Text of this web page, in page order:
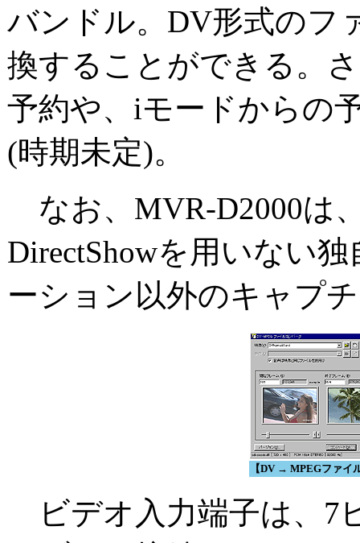
バンドル。DV形式のフ
換することができる。
予約や、iモードからの
(時期未定)。
なお、MVR-D2000は
DirectShowを用いない
ーション以外のキャプ
【DV → MPEGファイ
ビデオ入力端子は、7